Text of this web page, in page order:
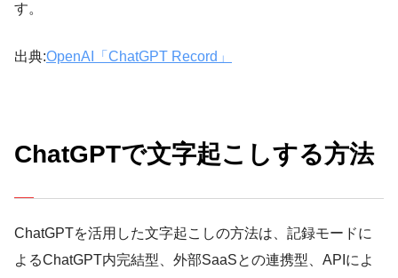
す。
出典:OpenAI「ChatGPT Record」
ChatGPTで文字起こしする方法
ChatGPTを活用した文字起こしの方法は、記録モードに
よるChatGPT内完結型、外部SaaSとの連携型、APIによ